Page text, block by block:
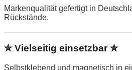
Markenqualität gefertigt in
Rückstände.
✮ Vielseitig einsetzbar ✮
Selbstklebend und magnetisch in